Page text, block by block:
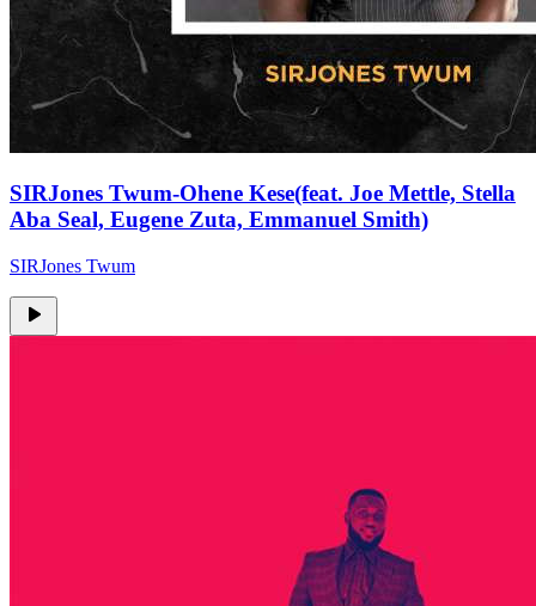
SIRJones Twum-Ohene Kese(feat. Joe Mettle, Stella
Aba Seal, Eugene Zuta, Emmanuel Smith)
SIRJones Twum